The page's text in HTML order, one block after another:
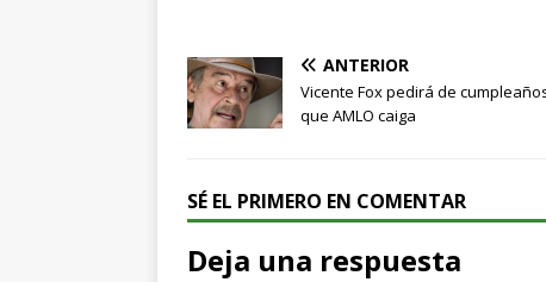
ANTERIOR
Vicente Fox pedirá de
que AMLO caiga
SÉ EL PRIMERO EN COMENTAR
Deja una respuesta